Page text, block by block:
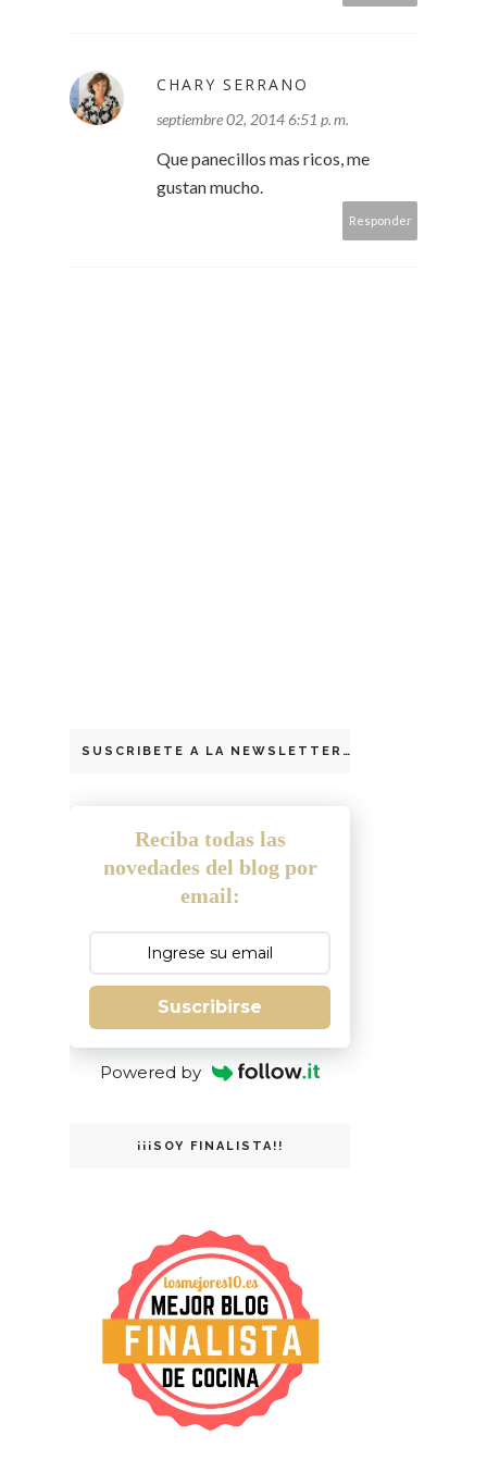
CHARY SERRANO
septiembre 02, 2014 6:51 p. m.
Que panecillos mas ricos, me
gustan mucho.
Responder
SUSCRIBETE A LA NEWSLETTER
Reciba todas las
novedades del blog por
email:
Suscribirse
Powered by
¡¡¡SOY FINALISTA!!